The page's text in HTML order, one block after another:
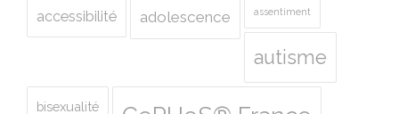
accessibilité adolescence assentiment
autisme
bisexualité